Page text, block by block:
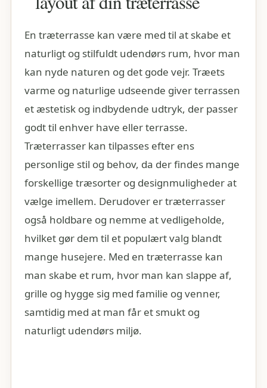
En træterrasse kan være med til at skabe et
naturligt og stilfuldt udendørs rum, hvor man
kan nyde naturen og det gode vejr. Træets
varme og naturlige udseende giver terrassen
et æstetisk og indbydende udtryk, der passer
godt til enhver have eller terrasse.
Træterrasser kan tilpasses efter ens
personlige stil og behov, da der findes mange
forskellige træsorter og designmuligheder at
vælge imellem. Derudover er træterrasser
også holdbare og nemme at vedligeholde,
hvilket gør dem til et populært valg blandt
mange husejere. Med en træterrasse kan
man skabe et rum, hvor man kan slappe af,
grille og hygge sig med familie og venner,
samtidig med at man får et smukt og
naturligt udendørs miljø.